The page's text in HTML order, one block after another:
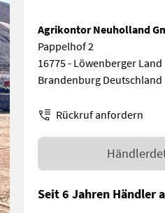
Agrikontor Neuholland
Pappelhof 2
16775 - Löwenberger Land
Brandenburg Deutschland
Rückruf anfordern
Seit 6 Jahren Händler